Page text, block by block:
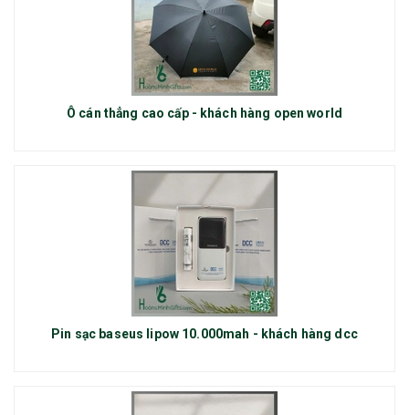
Ô cán thẳng cao cấp - khách hàng open world
Pin sạc baseus lipow 10.000mah - khách hàng dcc